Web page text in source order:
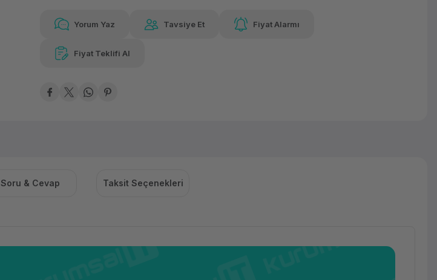
Güvenilir Alışveriş
Yorum Yaz Tavsiye Et Fiyat Alarmı
Fiyat Teklifi Al
Soru & Cevap Taksit Seçenekleri